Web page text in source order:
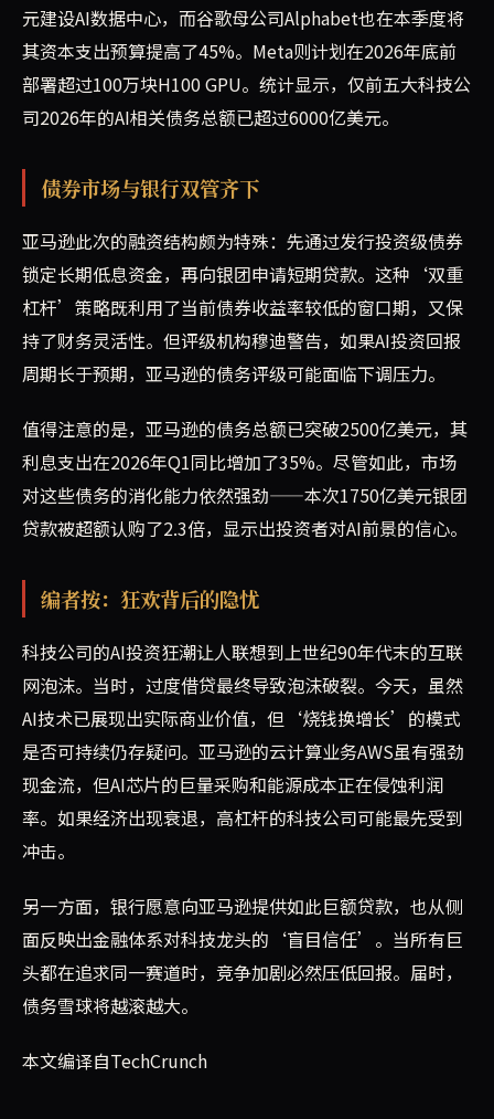
元建设AI数据中心，而谷歌母公司Alphabet也在本季度将
其资本支出预算提高了45%。Meta则计划在2026年底前
部署超过100万块H100 GPU。统计显示，仅前五大科技公
司2026年的AI相关债务总额已超过6000亿美元。
债券市场与银行双管齐下
亚马逊此次的融资结构颇为特殊：先通过发行投资级债券
锁定长期低息资金，再向银团申请短期贷款。这种‘双重
杠杆’策略既利用了当前债券收益率较低的窗口期，又保
持了财务灵活性。但评级机构穆迪警告，如果AI投资回报
周期长于预期，亚马逊的债务评级可能面临下调压力。
值得注意的是，亚马逊的债务总额已突破2500亿美元，其
利息支出在2026年Q1同比增加了35%。尽管如此，市场
对这些债务的消化能力依然强劲——本次1750亿美元银团
贷款被超额认购了2.3倍，显示出投资者对AI前景的信心。
编者按：狂欢背后的隐忧
科技公司的AI投资狂潮让人联想到上世纪90年代末的互联
网泡沫。当时，过度借贷最终导致泡沫破裂。今天，虽然
AI技术已展现出实际商业价值，但‘烧钱换增长’的模式
是否可持续仍存疑问。亚马逊的云计算业务AWS虽有强劲
现金流，但AI芯片的巨量采购和能源成本正在侵蚀利润
率。如果经济出现衰退，高杠杆的科技公司可能最先受到
冲击。
另一方面，银行愿意向亚马逊提供如此巨额贷款，也从侧
面反映出金融体系对科技龙头的‘盲目信任’。当所有巨
头都在追求同一赛道时，竞争加剧必然压低回报。届时，
债务雪球将越滚越大。
本文编译自TechCrunch